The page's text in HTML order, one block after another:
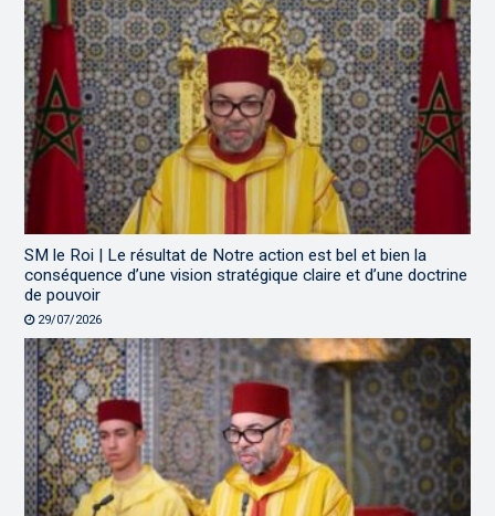
SM le Roi | Le résultat de Notre action est bel et bien la
conséquence d’une vision stratégique claire et d’une doctrine
de pouvoir
29/07/2026